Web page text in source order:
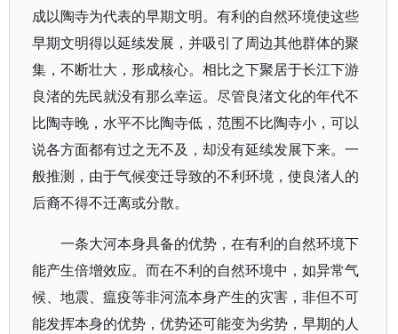
成以陶寺为代表的早期文明。有利的自然环境使这些
早期文明得以延续发展，并吸引了周边其他群体的聚
集，不断壮大，形成核心。相比之下聚居于长江下游
良渚的先民就没有那么幸运。尽管良渚文化的年代不
比陶寺晚，水平不比陶寺低，范围不比陶寺小，可以
说各方面都有过之无不及，却没有延续发展下来。一
般推测，由于气候变迁导致的不利环境，使良渚人的
后裔不得不迁离或分散。
一条大河本身具备的优势，在有利的自然环境下
能产生倍增效应。而在不利的自然环境中，如异常气
候、地震、瘟疫等非河流本身产生的灾害，非但不可
能发挥本身的优势，优势还可能变为劣势，早期的人